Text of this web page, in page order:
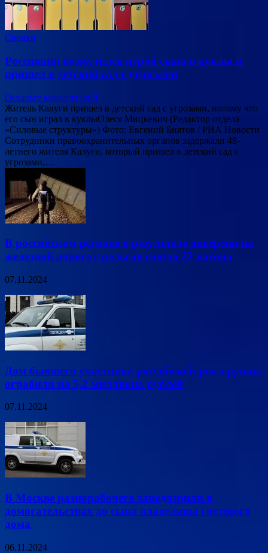
Сводки
Россиянин возмутился игрой сына в куклы и
пришел в детский сад с угрозами
Оставьте комментарий
Житель Калуги пришел в детский сад с угрозами, потому что
его сын играл в куклыОлеся Мицкевич (Редактор отдела
«Силовые структуры») Фото: Евгений Биятов / РИА Новости
Сотрудники правоохранительных органов задержали 48-
летнего жителя Калуги, который пришел в детский сад с
угрозами,…
В российском регионе в результате диверсии на
железной дороге с рельсов сошло 22 вагона
07.11.2024
Дом бывшего участника российской рок-группы
ограбили на 5,2 миллиона рублей
07.11.2024
В Москве разнорабочего заподозрили в
домогательствах до сына владелицы гостевого
дома
06.11.2024